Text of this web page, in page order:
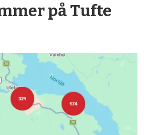
på Tufte